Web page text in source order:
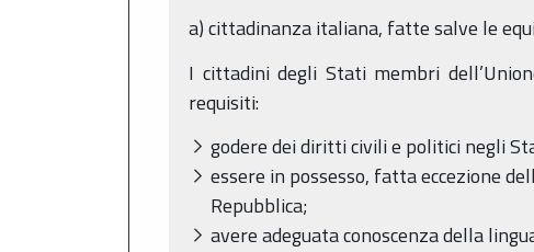
a) cittadinanza italiana, fatte salve le
I cittadini degli Stati membri
requisiti:
godere dei diritti civili e politici negli
essere in possesso, fatta eccezione
Repubblica;
avere adeguata conoscenza della